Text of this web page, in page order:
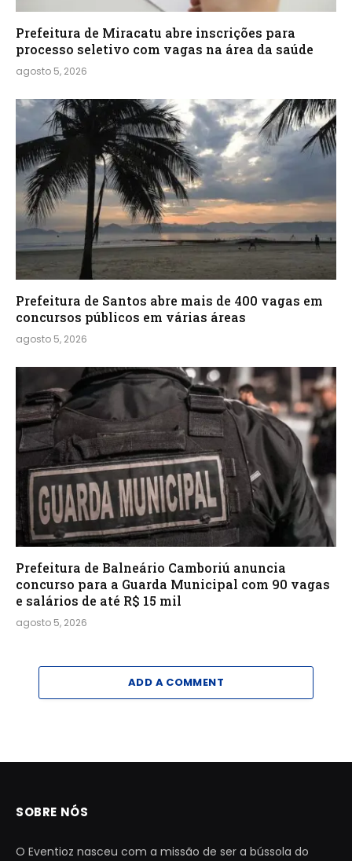
Prefeitura de Miracatu abre inscrições para
processo seletivo com vagas na área da saúde
agosto 5, 2026
Prefeitura de Santos abre mais de 400 vagas em
concursos públicos em várias áreas
agosto 5, 2026
Prefeitura de Balneário Camboriú anuncia
concurso para a Guarda Municipal com 90 vagas
e salários de até R$ 15 mil
agosto 5, 2026
ADD A COMMENT
SOBRE NÓS
O Eventioz nasceu com a missão de ser a bússola do